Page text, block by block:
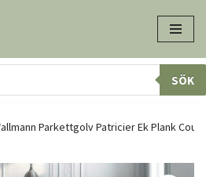
SÖK
Parkettgolv Patricier Ek Plank